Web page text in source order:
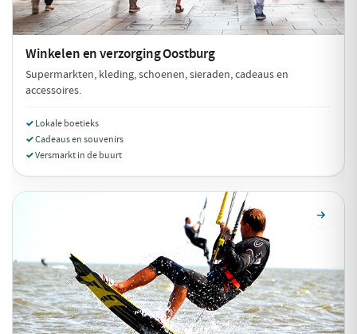
Winkelen en verzorgingOostburg
Supermarkten, kleding, schoenen, sieraden, cadeaus en
accessoires.
Lokale boetieks
Cadeaus en souvenirs
Versmarkt in de buurt